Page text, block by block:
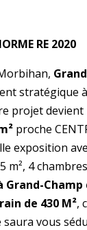
RE 2020
stratégique
projet devient
proche
exposition
m², 4
Grand-
de 430 M²,
vous